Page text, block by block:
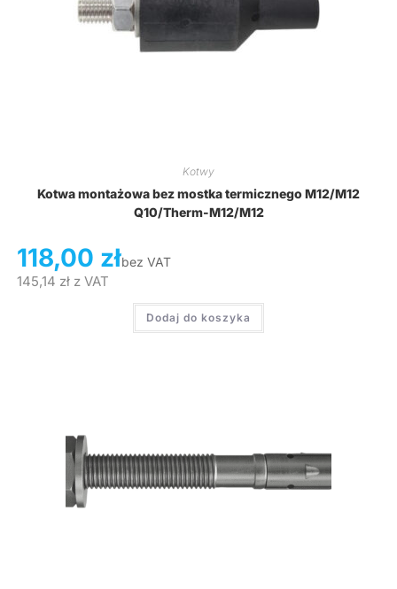
Kotwy
Kotwa montażowa bez mostka termicznego M12/M12
Q10/Therm-M12/M12
118,00 złbez VAT
145,14 złz VAT
Dodaj do koszyka